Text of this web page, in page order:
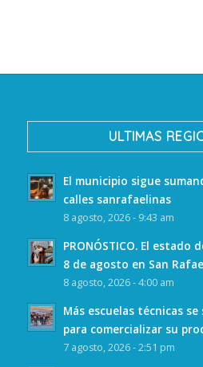
ULTIMAS
El municipio sigue
calles sanrafaelinas
8 agosto, 2026 - 9:43 am
PRONÓSTICO. El estado
8 de agosto en San
8 agosto, 2026 - 4:00 am
Más escuelas técnicas se
para comercializar su
7 agosto, 2026 - 2:51 pm